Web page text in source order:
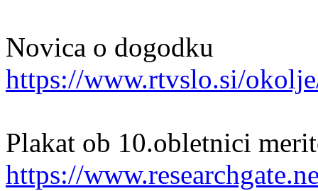
Novica o dogodku
https://www.rtvslo.si/
Plakat ob 10.obletnici
https://